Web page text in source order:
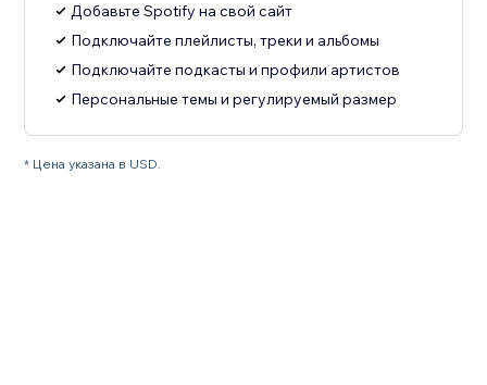
Добавьте Spotify на свой сайт
Подключайте плейлисты, треки и альбомы
Подключайте подкасты и профили артистов
Персональные темы и регулируемый размер
* Цена указана в USD.